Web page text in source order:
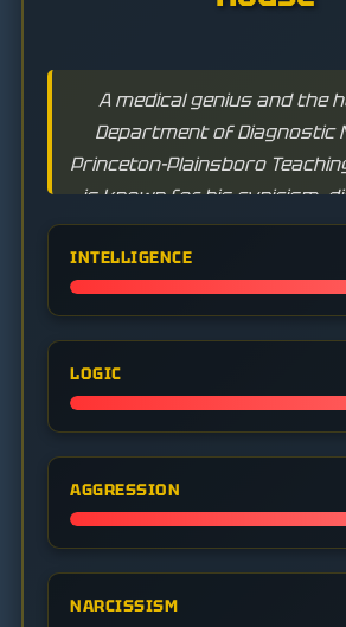
A medical genius and the
Department of Diagnostic
Princeton-Plainsboro
is known for his cynicism,
rules, and addiction to
unparalleled ability to
complex medical
INTELLIGENCE
LOGIC
AGGRESSION
NARCISSISM